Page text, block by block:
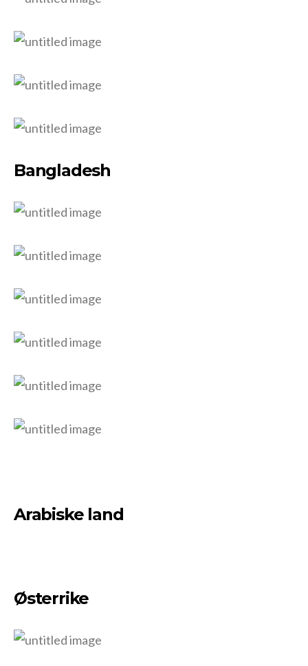
Bangladesh
Arabiske land
Østerrike